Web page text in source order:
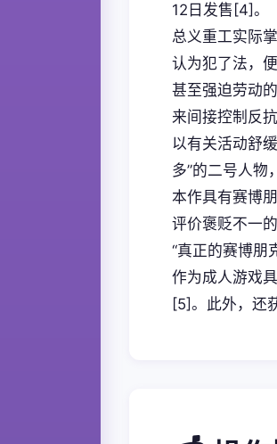
12日发售[4]。
总义重工实际
认为犯了法，
甚至强迫劳动
来间接控制反
以有关活动舒
多”的二号人物
本作具有赛博
评价褒贬不一
“真正的赛博朋
作为成人游戏
[5]。此外，还